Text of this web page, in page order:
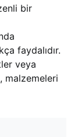
bir
faydalıdır.
veya
malzemeleri